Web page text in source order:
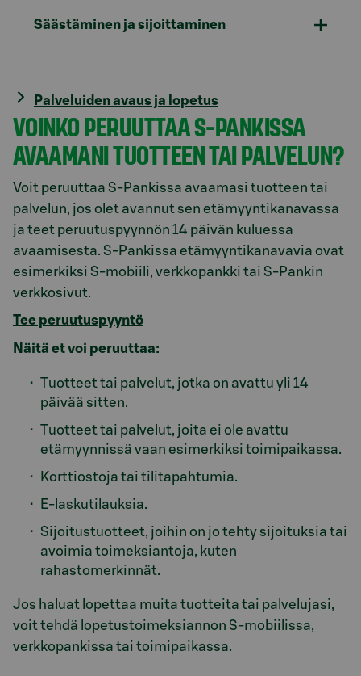
Säästäminen ja sijoittaminen
Palveluiden avaus ja lopetus
VOINKO PERUUTTAA S-PANKISSA
AVAAMANI TUOTTEEN TAI PALVELUN?
Voit peruuttaa S-Pankissa avaamasi tuotteen tai
palvelun, jos olet avannut sen etämyyntikanavassa
ja teet peruutuspyynnön 14 päivän kuluessa
avaamisesta. S-Pankissa etämyyntikanavavia ovat
esimerkiksi S-mobiili, verkkopankki tai S-Pankin
verkkosivut.
Tee peruutuspyyntö
Näitä et voi peruuttaa:
Tuotteet tai palvelut, jotka on avattu yli 14
päivää sitten.
Tuotteet tai palvelut, joita ei ole avattu
etämyynnissä vaan esimerkiksi toimipaikassa.
Korttiostoja tai tilitapahtumia.
E-laskutilauksia.
Sijoitustuotteet, joihin on jo tehty sijoituksia tai
avoimia toimeksiantoja, kuten
rahastomerkinnät.
Jos haluat lopettaa muita tuotteita tai palvelujasi,
voit tehdä lopetustoimeksiannon S-mobiilissa,
verkkopankissa tai toimipaikassa.